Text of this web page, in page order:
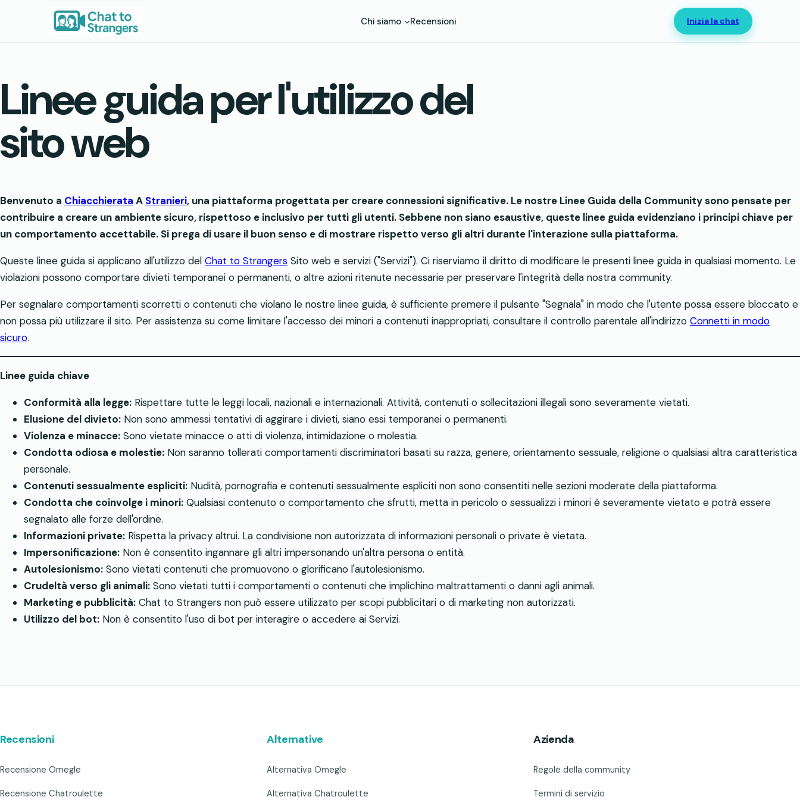
Chi siamo Recensioni Inizia la chat
Linee guida per l'utilizzo del
sito web
Benvenuto a Chiacchierata A Stranieri, una piattaforma progettata per creare connessioni significative. Le nostre Linee Guida della Community sono pensate per
contribuire a creare un ambiente sicuro, rispettoso e inclusivo per tutti gli utenti. Sebbene non siano esaustive, queste linee guida evidenziano i principi chiave per
un comportamento accettabile. Si prega di usare il buon senso e di mostrare rispetto verso gli altri durante l'interazione sulla piattaforma.
Queste linee guida si applicano all'utilizzo del Chat to Strangers Sito web e servizi ("Servizi"). Ci riserviamo il diritto di modificare le presenti linee guida in qualsiasi momento. Le
violazioni possono comportare divieti temporanei o permanenti, o altre azioni ritenute necessarie per preservare l'integrità della nostra community.
Per segnalare comportamenti scorretti o contenuti che violano le nostre linee guida, è sufficiente premere il pulsante "Segnala" in modo che l'utente possa essere bloccato e
non possa più utilizzare il sito. Per assistenza su come limitare l'accesso dei minori a contenuti inappropriati, consultare il controllo parentale all'indirizzo Connetti in modo
sicuro.
Linee guida chiave
Conformità alla legge: Rispettare tutte le leggi locali, nazionali e internazionali. Attività, contenuti o sollecitazioni illegali sono severamente vietati.
Elusione del divieto: Non sono ammessi tentativi di aggirare i divieti, siano essi temporanei o permanenti.
Violenza e minacce: Sono vietate minacce o atti di violenza, intimidazione o molestia.
Condotta odiosa e molestie: Non saranno tollerati comportamenti discriminatori basati su razza, genere, orientamento sessuale, religione o qualsiasi altra caratteristica
personale.
Contenuti sessualmente espliciti: Nudità, pornografia e contenuti sessualmente espliciti non sono consentiti nelle sezioni moderate della piattaforma.
Condotta che coinvolge i minori: Qualsiasi contenuto o comportamento che sfrutti, metta in pericolo o sessualizzi i minori è severamente vietato e potrà essere
segnalato alle forze dell'ordine.
Informazioni private: Rispetta la privacy altrui. La condivisione non autorizzata di informazioni personali o private è vietata.
Impersonificazione: Non è consentito ingannare gli altri impersonando un'altra persona o entità.
Autolesionismo: Sono vietati contenuti che promuovono o glorificano l'autolesionismo.
Crudeltà verso gli animali: Sono vietati tutti i comportamenti o contenuti che implichino maltrattamenti o danni agli animali.
Marketing e pubblicità: Chat to Strangers non può essere utilizzato per scopi pubblicitari o di marketing non autorizzati.
Utilizzo del bot: Non è consentito l'uso di bot per interagire o accedere ai Servizi.
Recensioni
Recensione Omegle
Recensione Chatroulette
Alternative
Alternativa Omegle
Alternativa Chatroulette
Azienda
Regole della community
Termini di servizio